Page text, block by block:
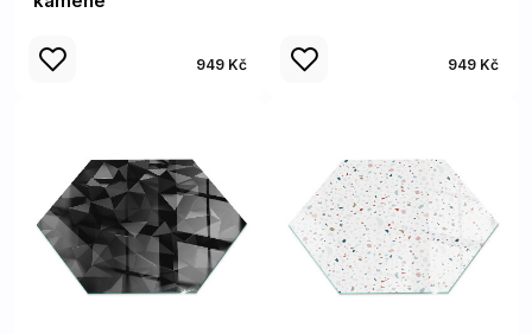
949 Kč 949 Kč